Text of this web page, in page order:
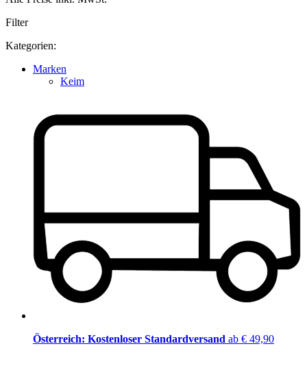
Filter
Kategorien:
Marken
Keim
Österreich: Kostenloser Standardversand ab € 49,90